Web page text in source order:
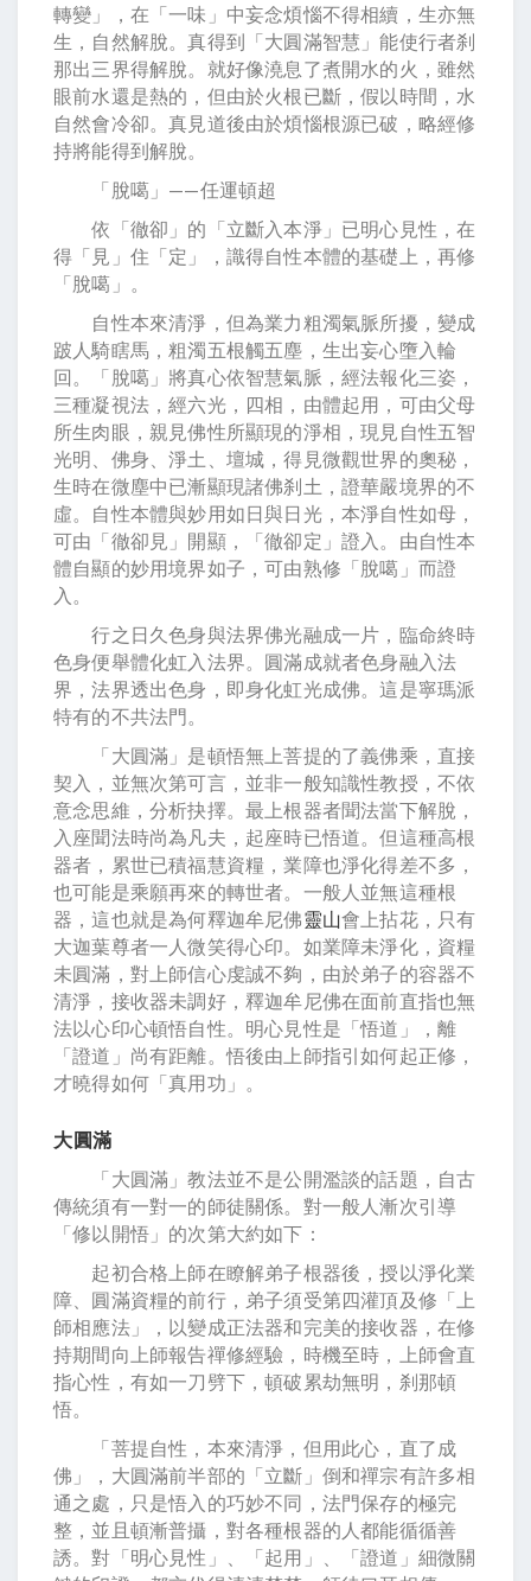
轉變」，在「一味」中妄念煩惱不得相續，生亦無
生，自然解脫。真得到「大圓滿智慧」能使行者刹
那出三界得解脫。就好像澆息了煮開水的火，雖然
眼前水還是熱的，但由於火根已斷，假以時間，水
自然會冷卻。真見道後由於煩惱根源已破，略經修
持將能得到解脫。
「脫噶」——任運頓超
依「徹卻」的「立斷入本淨」已明心見性，在
得「見」住「定」，識得自性本體的基礎上，再修
「脫噶」。
自性本來清淨，但為業力粗濁氣脈所擾，變成
跛人騎瞎馬，粗濁五根觸五塵，生出妄心墮入輪
回。「脫噶」將真心依智慧氣脈，經法報化三姿，
三種凝視法，經六光，四相，由體起用，可由父母
所生肉眼，親見佛性所顯現的淨相，現見自性五智
光明、佛身、淨土、壇城，得見微觀世界的奧秘，
生時在微塵中已漸顯現諸佛刹土，證華嚴境界的不
虛。自性本體與妙用如日與日光，本淨自性如母，
可由「徹卻見」開顯，「徹卻定」證入。由自性本
體自顯的妙用境界如子，可由熟修「脫噶」而證
入。
行之日久色身與法界佛光融成一片，臨命終時
色身便舉體化虹入法界。圓滿成就者色身融入法
界，法界透出色身，即身化虹光成佛。這是寧瑪派
特有的不共法門。
「大圓滿」是頓悟無上菩提的了義佛乘，直接
契入，並無次第可言，並非一般知識性教授，不依
意念思維，分析抉擇。最上根器者聞法當下解脫，
入座聞法時尚為凡夫，起座時已悟道。但這種高根
器者，累世已積福慧資糧，業障也淨化得差不多，
也可能是乘願再來的轉世者。一般人並無這種根
器，這也就是為何釋迦牟尼佛靈山會上拈花，只有
大迦葉尊者一人微笑得心印。如業障未淨化，資糧
未圓滿，對上師信心虔誠不夠，由於弟子的容器不
清淨，接收器未調好，釋迦牟尼佛在面前直指也無
法以心印心頓悟自性。明心見性是「悟道」，離
「證道」尚有距離。悟後由上師指引如何起正修，
才曉得如何「真用功」。
大圓滿
「大圓滿」教法並不是公開濫談的話題，自古
傳統須有一對一的師徒關係。對一般人漸次引導
「修以開悟」的次第大約如下：
起初合格上師在瞭解弟子根器後，授以淨化業
障、圓滿資糧的前行，弟子須受第四灌頂及修「上
師相應法」，以變成正法器和完美的接收器，在修
持期間向上師報告禪修經驗，時機至時，上師會直
指心性，有如一刀劈下，頓破累劫無明，刹那頓
悟。
「菩提自性，本來清淨，但用此心，直了成
佛」，大圓滿前半部的「立斷」倒和禪宗有許多相
通之處，只是悟入的巧妙不同，法門保存的極完
整，並且頓漸普攝，對各種根器的人都能循循善
誘。對「明心見性」、「起用」、「證道」細微關